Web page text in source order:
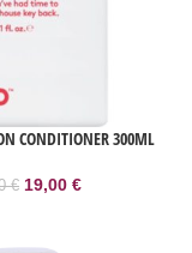
CONDITIONER 300ML
€ 19,00 €